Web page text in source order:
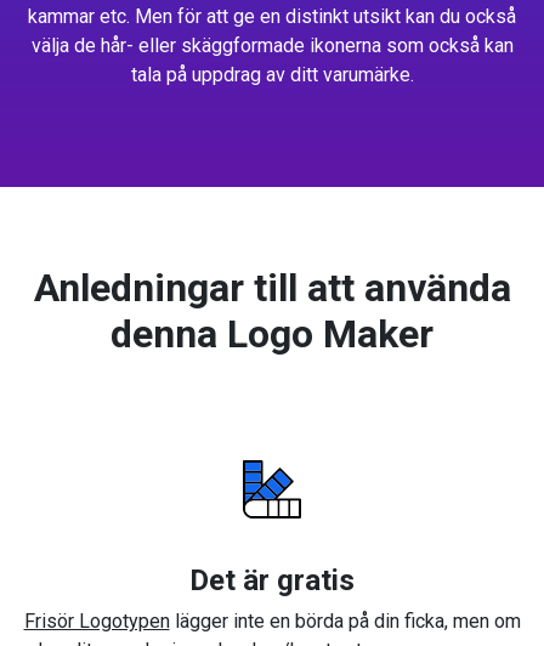
kammar etc. Men för att ge en distinkt utsikt kan du också
välja de hår- eller skäggformade ikonerna som också kan
tala på uppdrag av ditt varumärke.
Anledningar till att använda
denna Logo Maker
Det är gratis
Frisör Logotypenlägger inte en börda på din ficka, men om